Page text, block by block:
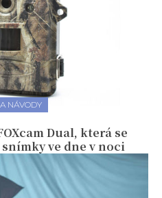
NÁVODY
Dual, která se
ve dne v noci